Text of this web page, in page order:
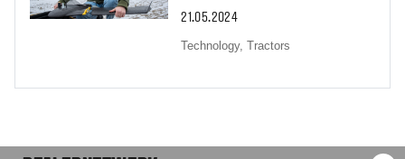
21.05.2024
Technology,Tractors